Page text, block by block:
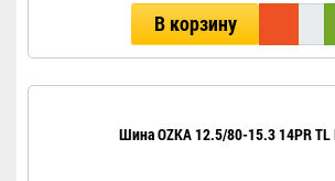
В корзину
Шина OZKA 12.5/80-15.3 14PR TL